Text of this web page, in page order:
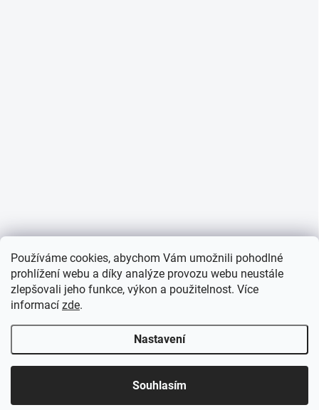
Používáme cookies, abychom Vám umožnili pohodlné
prohlížení webu a díky analýze provozu webu neustále
zlepšovali jeho funkce, výkon a použitelnost. Více
informací zde.
Nastavení
Souhlasím